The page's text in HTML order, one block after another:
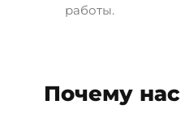
работы.
Почему